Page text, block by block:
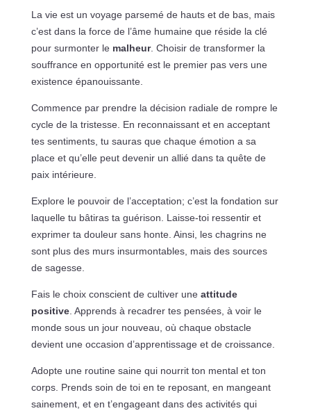
La vie est un voyage parsemé de hauts et de bas, mais
c’est dans la force de l’âme humaine que réside la clé
pour surmonter le malheur. Choisir de transformer la
souffrance en opportunité est le premier pas vers une
existence épanouissante.
Commence par prendre la décision radiale de rompre le
cycle de la tristesse. En reconnaissant et en acceptant
tes sentiments, tu sauras que chaque émotion a sa
place et qu’elle peut devenir un allié dans ta quête de
paix intérieure.
Explore le pouvoir de l’acceptation; c’est la fondation sur
laquelle tu bâtiras ta guérison. Laisse-toi ressentir et
exprimer ta douleur sans honte. Ainsi, les chagrins ne
sont plus des murs insurmontables, mais des sources
de sagesse.
Fais le choix conscient de cultiver une attitude
positive. Apprends à recadrer tes pensées, à voir le
monde sous un jour nouveau, où chaque obstacle
devient une occasion d’apprentissage et de croissance.
Adopte une routine saine qui nourrit ton mental et ton
corps. Prends soin de toi en te reposant, en mangeant
sainement, et en t’engageant dans des activités qui